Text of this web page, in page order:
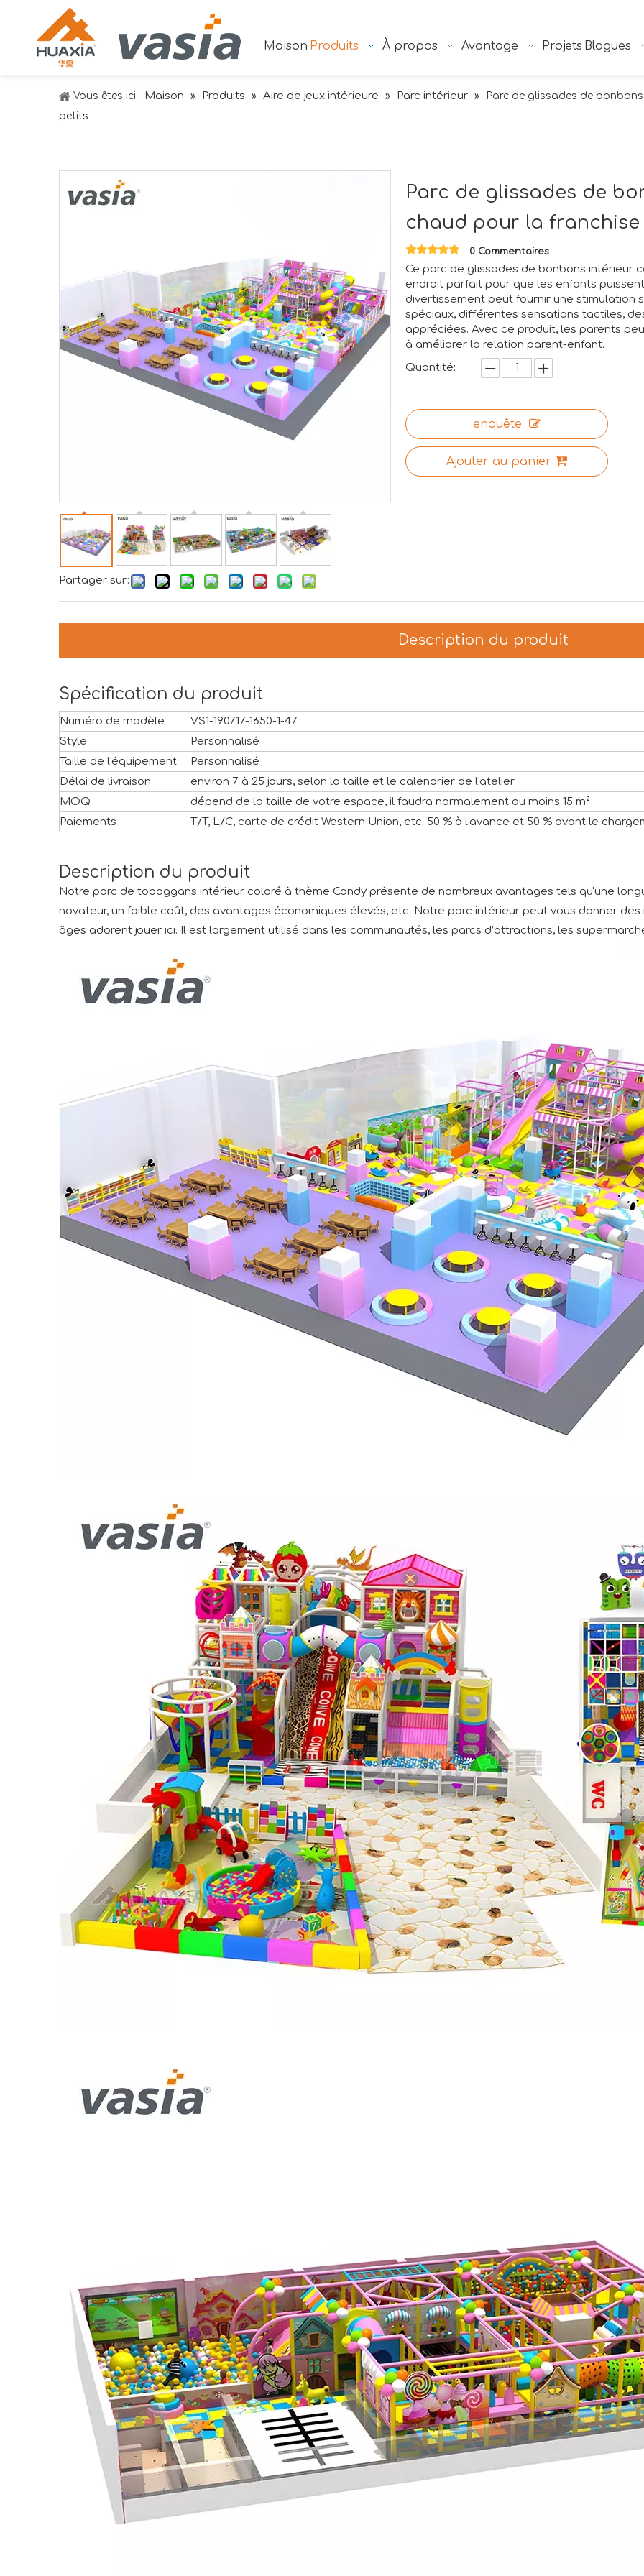
Maison Produits À propos Avantage Projets Blogues
Vous êtes ici: Maison » Produits » Aire de jeux intérieure » Parc intérieur »
Parc de glissades de
petits
Partager sur:
Parc de glissades de
chaud pour la
0 Commentaires
Ce parc de glissades de bonbons intérieur
endroit parfait pour que les enfants
divertissement peut fournir une stimulation
spéciaux, différentes sensations tactiles,
appréciées. Avec ce produit, les parents
à améliorer la relation parent-enfant.
Quantité:
enquête
Ajouter au panier
Description du produit
Spécification du produit
Numéro de modèle
VS1-190717-1650-1-47
Style
Personnalisé
Taille de l'équipement
Personnalisé
Délai de livraison
environ 7 à 25 jours, selon la taille et le calendrier de l'atelier
MOQ
dépend de la taille de votre espace, il faudra normalement au moins 15 m²
Paiements
T/T, L/C, carte de crédit Western Union, etc. 50 % à l'avance et 50 % avant le
Description du produit
Notre parc de toboggans intérieur coloré à thème Candy présente de nombreux avantages tels qu'une
novateur, un faible coût, des avantages économiques élevés, etc. Notre parc intérieur peut vous donner
âges adorent jouer ici. Il est largement utilisé dans les communautés, les parcs d’attractions, les